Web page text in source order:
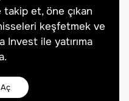
et, öne çıkan
keşfetmek ve
Invest ile yatırıma